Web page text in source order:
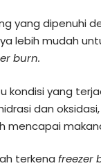
yang dipenuhi
lebih mudah
burn.
kondisi yang
dan
mencapai
terkena freezer